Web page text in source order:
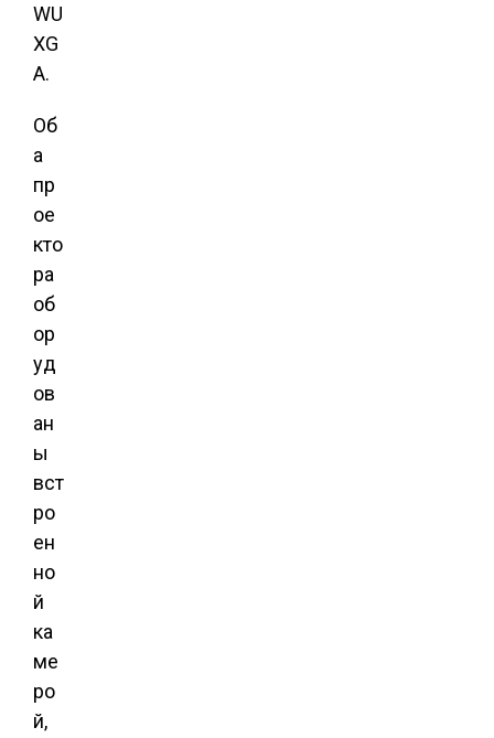
WU
XG
A.
Об
а
пр
ое
кто
ра
об
ор
уд
ов
ан
ы
вст
ро
ен
но
й
ка
ме
ро
й,